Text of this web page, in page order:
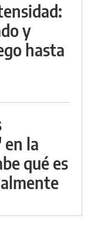
y
hasta
en la
qué es